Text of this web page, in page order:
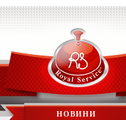
НОВИНИ